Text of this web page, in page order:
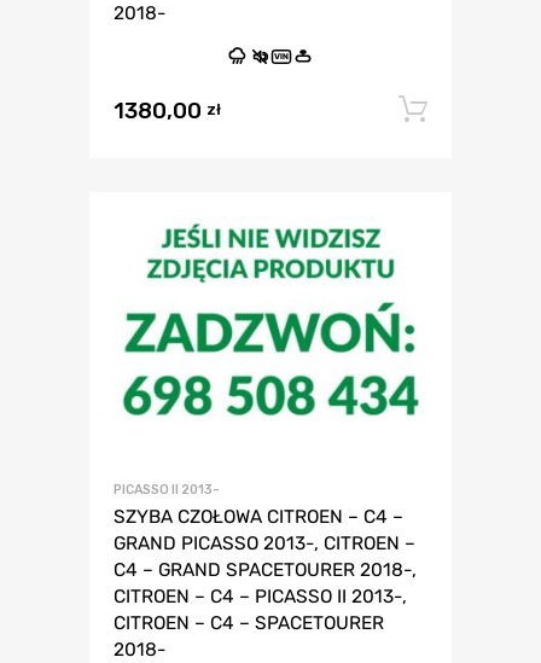
2018-
VIN
1380,00 zł
PICASSO II 2013-
SZYBA CZOŁOWA CITROEN – C4 –
GRAND PICASSO 2013-, CITROEN –
C4 – GRAND SPACETOURER 2018-,
CITROEN – C4 – PICASSO II 2013-,
CITROEN – C4 – SPACETOURER
2018-